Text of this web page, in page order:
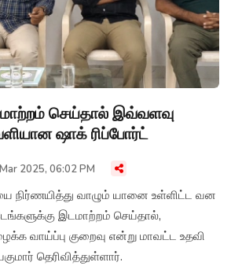
செய்தால் இவ்வளவு
ஷாக் ரிப்போர்ட்
2025, 06:02 PM
நிர்ணயித்து வாழும் யானை உள்ளிட்ட வன
இடமாற்றம் செய்தால்,
வாய்ப்பு குறைவு என்று மாவட்ட உதவி
தெரிவித்துள்ளார்.